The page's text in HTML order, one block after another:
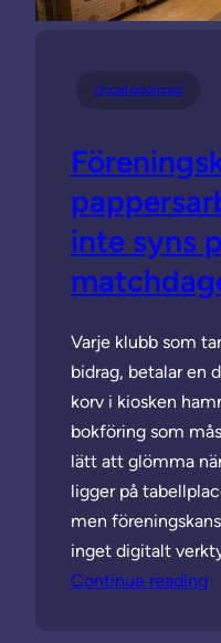
Uncategorized
inte syns
Varje klubb som
bidrag, betalar en
korv i kiosken
bokföring som
lätt att glömma
ligger på
men
inget digitalt
Continue reading